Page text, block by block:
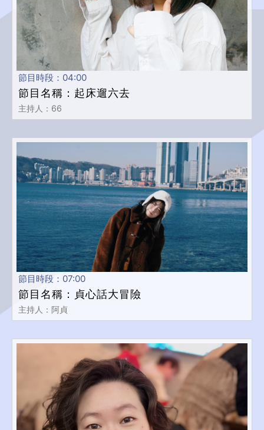
節目時段：04:00
節目名稱：起床遛六去
主持人：66
節目時段：07:00
節目名稱：貞心話大冒險
主持人：阿貞